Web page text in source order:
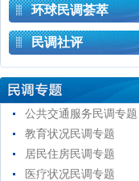
环球民调荟萃
民调社评
公共交通服务民调专题
教育状况民调专题
居民住房民调专题
医疗状况民调专题